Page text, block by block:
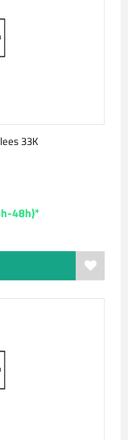
33K
48h)*